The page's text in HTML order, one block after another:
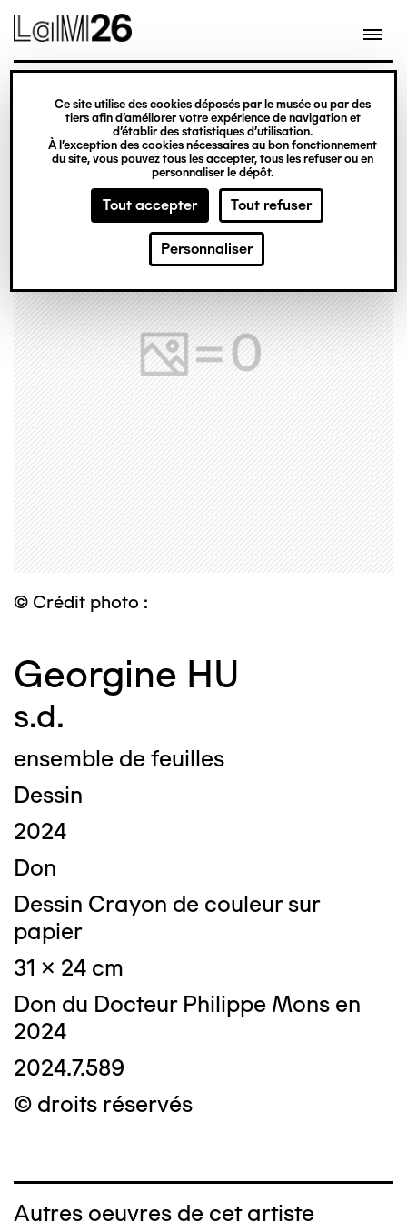
Gestion des cookies
Ce site utilise des cookies déposés par le musée ou par des
tiers afin d’améliorer votre expérience de navigation et
d’établir des statistiques d’utilisation.
À l’exception des cookies nécessaires au bon fonctionnement
du site, vous pouvez tous les accepter, tous les refuser ou en
personnaliser le dépôt.
Tout accepter Tout refuser
Personnaliser
contenu
© Crédit photo :
Georgine HU
s.d.
ensemble de feuilles
Dessin
2024
Don
Dessin Crayon de couleur sur
papier
31 x 24 cm
Don du Docteur Philippe Mons en
2024
2024.7.589
© droits réservés
Autres oeuvres de cet artiste